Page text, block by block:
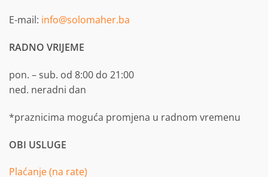
E-mail: info@solomaher.ba
RADNO VRIJEME
pon. – sub. od 8:00 do 21:00
ned. neradni dan
*praznicima moguća promjena u radnom vremenu
OBI USLUGE
Plaćanje (na rate)